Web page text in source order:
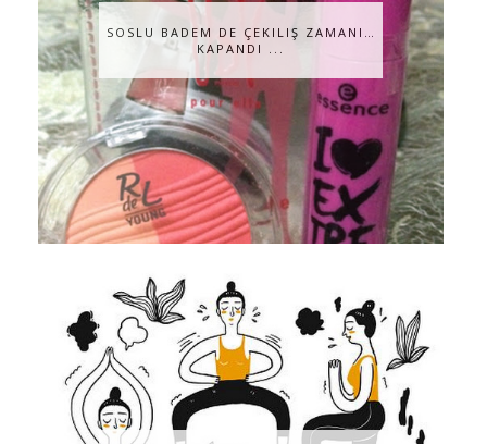
SOSLU BADEM DE ÇEKILIŞ ZAMANI…
KAPANDI ...